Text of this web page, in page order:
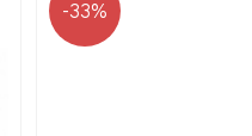
33